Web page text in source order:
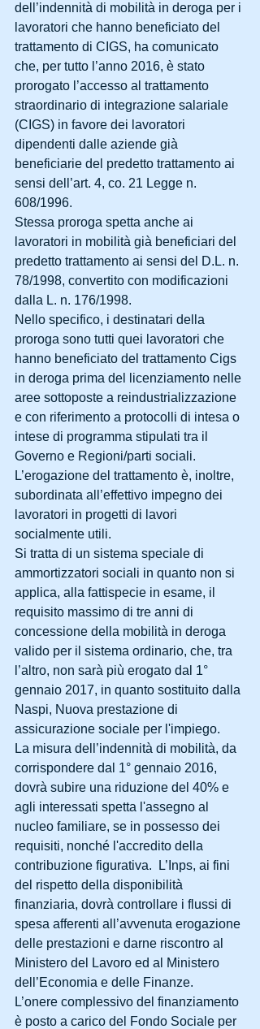
dell’indennità di mobilità in deroga per i
lavoratori che hanno beneficiato del
trattamento di CIGS, ha comunicato
che, per tutto l’anno 2016, è stato
prorogato l’accesso al trattamento
straordinario di integrazione salariale
(CIGS) in favore dei lavoratori
dipendenti dalle aziende già
beneficiarie del predetto trattamento ai
sensi dell’art. 4, co. 21 Legge n.
608/1996.
Stessa proroga spetta anche ai
lavoratori in mobilità già beneficiari del
predetto trattamento ai sensi del D.L. n.
78/1998, convertito con modificazioni
dalla L. n. 176/1998.
Nello specifico, i destinatari della
proroga sono tutti quei lavoratori che
hanno beneficiato del trattamento Cigs
in deroga prima del licenziamento nelle
aree sottoposte a reindustrializzazione
e con riferimento a protocolli di intesa o
intese di programma stipulati tra il
Governo e Regioni/parti sociali.
L’erogazione del trattamento è, inoltre,
subordinata all’effettivo impegno dei
lavoratori in progetti di lavori
socialmente utili.
Si tratta di un sistema speciale di
ammortizzatori sociali in quanto non si
applica, alla fattispecie in esame, il
requisito massimo di tre anni di
concessione della mobilità in deroga
valido per il sistema ordinario, che, tra
l’altro, non sarà più erogato dal 1°
gennaio 2017, in quanto sostituito dalla
Naspi, Nuova prestazione di
assicurazione sociale per l'impiego.
La misura dell’indennità di mobilità, da
corrispondere dal 1° gennaio 2016,
dovrà subire una riduzione del 40% e
agli interessati spetta l'assegno al
nucleo familiare, se in possesso dei
requisiti, nonché l'accredito della
contribuzione figurativa.  L’Inps, ai fini
del rispetto della disponibilità
finanziaria, dovrà controllare i flussi di
spesa afferenti all’avvenuta erogazione
delle prestazioni e darne riscontro al
Ministero del Lavoro ed al Ministero
dell’Economia e delle Finanze.
L’onere complessivo del finanziamento
è posto a carico del Fondo Sociale per